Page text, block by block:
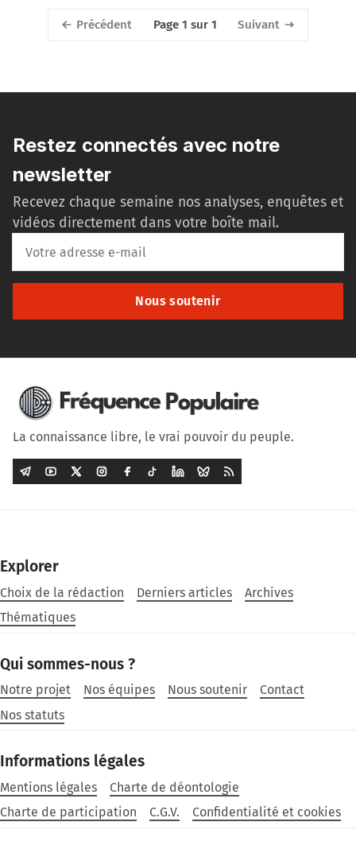
Précédent Page 1 sur 1 Suivant
Restez connectés avec notre
newsletter
Recevez chaque semaine nos analyses, enquêtes et
vidéos directement dans votre boîte mail.
Nous soutenir
La connaissance libre, le vrai pouvoir du peuple.
Explorer
Choix de la rédaction Derniers articles
Archives
Thématiques
Qui sommes-nous ?
Notre projet Nos équipes Nous soutenir
Contact
Nos statuts
Informations légales
Mentions légales
Charte de déontologie
Charte de participation
C.G.V. Confidentialité et cookies